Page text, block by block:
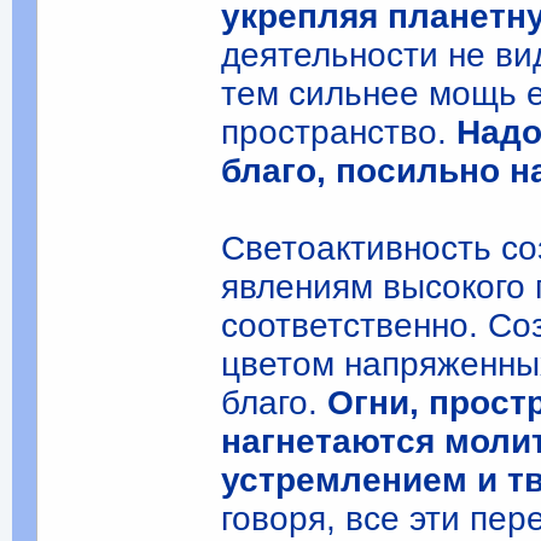
укрепляя
деятельности не
тем сильнее мощь
пространство.
благо, посильно
Светоактивность
явлениям
соответственно.
цветом
благо. Огни,
нагнетаются
устремлением и
говоря, все эти